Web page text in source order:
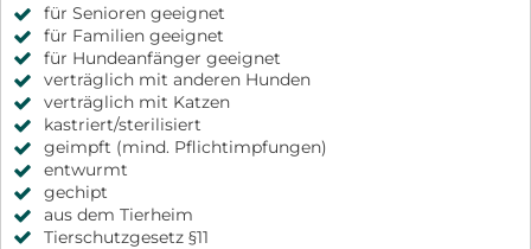
für Senioren geeignet
für Familien geeignet
für Hundeanfänger geeignet
verträglich mit anderen Hunden
verträglich mit Katzen
kastriert/sterilisiert
geimpft (mind. Pflichtimpfungen)
entwurmt
gechipt
aus dem Tierheim
Tierschutzgesetz §11